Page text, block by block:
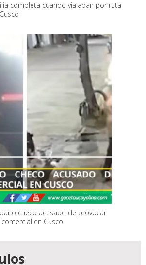
completa cuando viajaban por ruta
checo acusado de provocar
en Cusco